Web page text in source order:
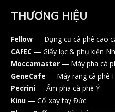
THƯƠNG HIỆU
Fellow — Dụng cụ cà phê cao
CAFEC — Giấy lọc & phụ kiện
Moccamaster — Máy pha cà
GeneCafe — Máy rang cà phê
Pedrini — Ấm pha cà phê Ý
Kinu — Cối xay tay Đức